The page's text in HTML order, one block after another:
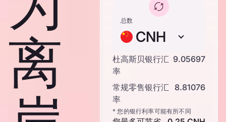
离
总数
CNH
杜高斯贝银行汇
率
9.05697
常规零售银行汇
率
8.81076
* 您的银行利率可能有所不同